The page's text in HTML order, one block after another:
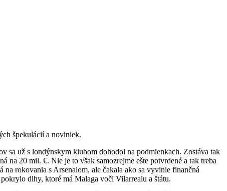
špekulácií a noviniek.
sa už s londýnskym klubom dohodol na podmienkach. Zostáva tak
20 mil. €. Nie je to však samozrejme ešte potvrdené a tak treba
rokovania s Arsenalom, ale čakala ako sa vyvinie finančná
dlhy, ktoré má Malaga voči Vilarrealu a štátu.